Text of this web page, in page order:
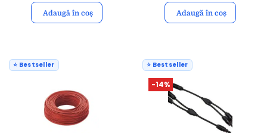
Adaugă în coș Adaugă în coș
⭐ Bestseller ⭐ Bestseller
-14%